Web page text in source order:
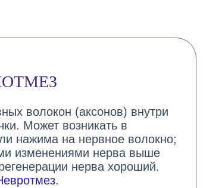
волокон (аксонов) внутри
Может возникать в
нажима на нервное волокно;
изменениями нерва выше
нерва хороший.
.